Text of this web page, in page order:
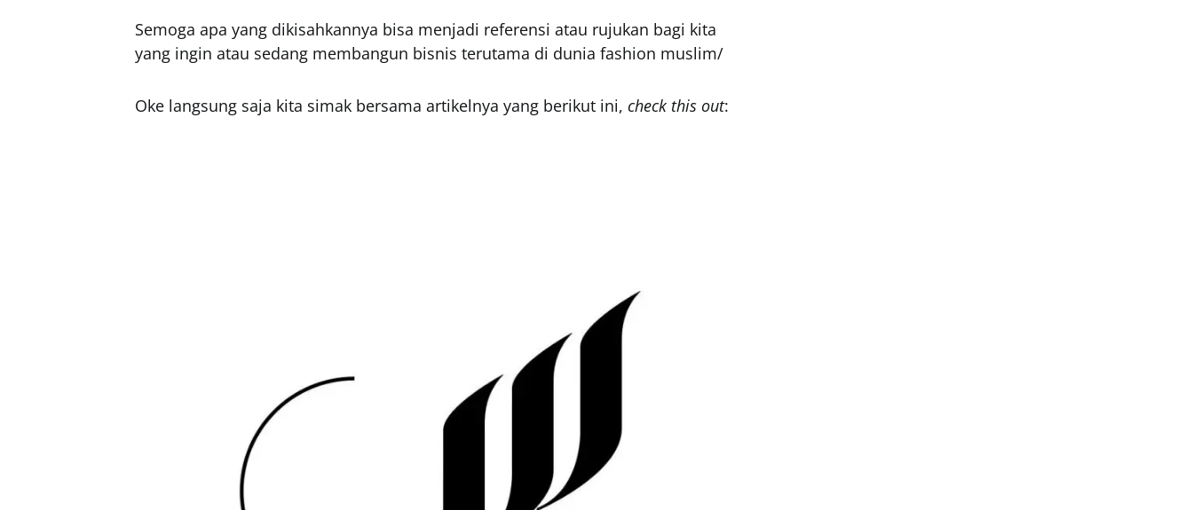
Semoga apa yang dikisahkannya bisa menjadi referensi atau rujukan bagi kita
yang ingin atau sedang membangun bisnis terutama di dunia fashion muslim/
Oke langsung saja kita simak bersama artikelnya yang berikut ini, check this out: